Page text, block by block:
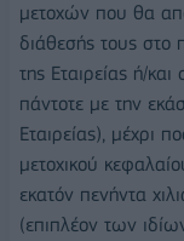
μετοχών που θα
διάθεσής τους στο
της Εταιρείας ή/
πάντοτε με την
Εταιρείας), μέχρι
μετοχικού
εκατόν πενήντα
(επιπλέον των